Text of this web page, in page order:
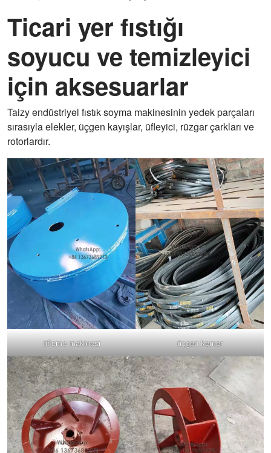
Ticari yer fıstığı
soyucu ve temizleyici
için aksesuarlar
Taizy endüstriyel fıstık soyma makinesinin yedek parçaları
sırasıyla elekler, üçgen kayışlar, üfleyici, rüzgar çarkları ve
rotorlardır.
üfleme makinesi üçgen kemer